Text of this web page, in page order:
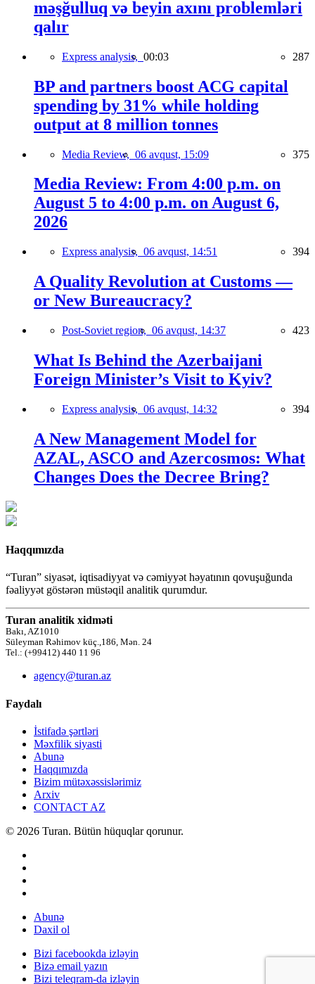
məşğulluq və beyin axını problemləri
qalır
Express analysis, 00:03 287
BP and partners boost ACG capital
spending by 31% while holding
output at 8 million tonnes
Media Review, 06 avqust, 15:09 375
Media Review: From 4:00 p.m. on
August 5 to 4:00 p.m. on August 6,
2026
Express analysis, 06 avqust, 14:51 394
A Quality Revolution at Customs —
or New Bureaucracy?
Post-Soviet region, 06 avqust, 14:37 423
What Is Behind the Azerbaijani
Foreign Minister’s Visit to Kyiv?
Express analysis, 06 avqust, 14:32 394
A New Management Model for
AZAL, ASCO and Azercosmos: What
Changes Does the Decree Bring?
Haqqımızda
“Turan” siyasət, iqtisadiyyat və cəmiyyət həyatının qovuşuğunda
fəaliyyət göstərən müstəqil analitik qurumdur.
Turan analitik xidməti
Bakı, AZ1010
Süleyman Rəhimov küç.,186, Mən. 24
Tel.: (+99412) 440 11 96
agency@turan.az
Faydalı
İstifadə şərtləri
Məxfilik siyasti
Abunə
Haqqımızda
Bizim mütəxəssislərimiz
Arxiv
CONTACT AZ
© 2026 Turan. Bütün hüquqlar qorunur.
Abunə
Daxil ol
Bizi facebookda izləyin
Bizə email yazın
Bizi teleqram-da izləyin